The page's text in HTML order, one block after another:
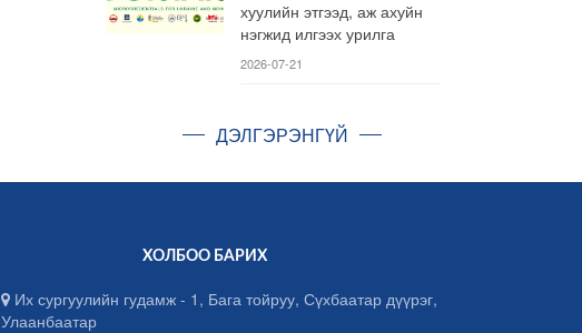
хуулийн этгээд, аж ахуйн
нэгжид илгээх урилга
2026-07-21
ДЭЛГЭРЭНГҮЙ
ХОЛБОО БАРИХ
Их сургуулийн гудамж - 1, Бага тойруу, Сүхбаатар дүүрэг,
Улаанбаатар